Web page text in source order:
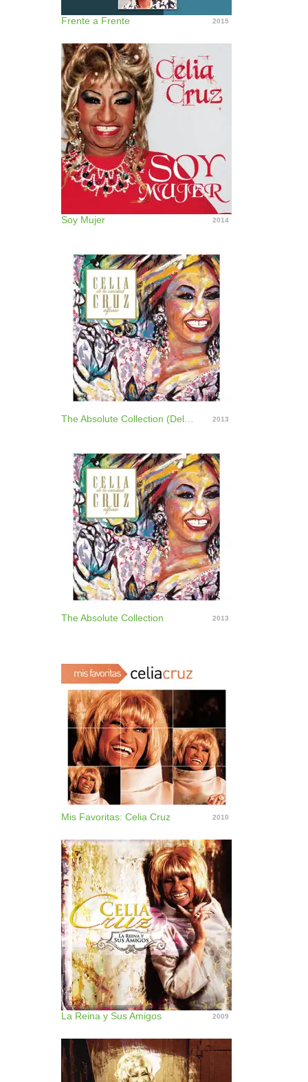
Frente a Frente 2015
Soy Mujer 2014
The Absolute Collection (Deluxe Edition) 2013
The Absolute Collection 2013
Mis Favoritas: Celia Cruz 2010
La Reina y Sus Amigos 2009